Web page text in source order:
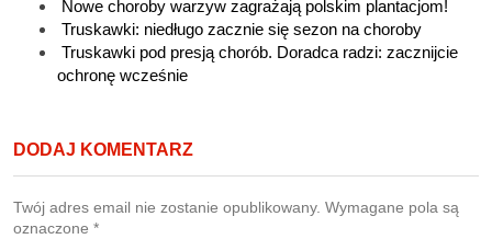
Nowe choroby warzyw zagrażają polskim plantacjom!
Truskawki: niedługo zacznie się sezon na choroby
Truskawki pod presją chorób. Doradca radzi: zacznijcie
ochronę wcześnie
DODAJ KOMENTARZ
Twój adres email nie zostanie opublikowany. Wymagane pola są
oznaczone *